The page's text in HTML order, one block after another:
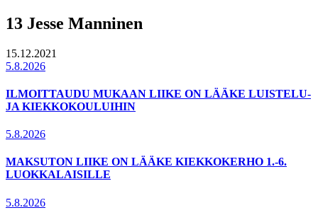
13 Jesse Manninen
15.12.2021
5.8.2026
ILMOITTAUDU MUKAAN LIIKE ON LÄÄKE LUISTELU-
JA KIEKKOKOULUIHIN
5.8.2026
MAKSUTON LIIKE ON LÄÄKE KIEKKOKERHO 1.-6.
LUOKKALAISILLE
5.8.2026